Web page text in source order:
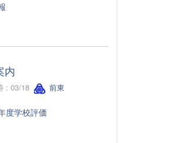
内
: 03/18 前東
度学校評価